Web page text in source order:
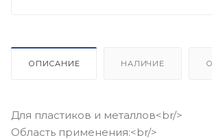
ОПИСАНИЕ НАЛИЧИЕ
Для пластиков и металлов<br/>
Область применения:<br/>